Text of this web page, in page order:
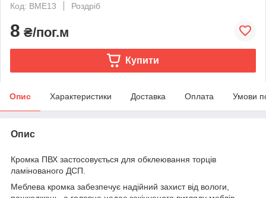
Код: BME13
Роздріб
8 ₴/пог.м
Купити
Опис Характеристики Доставка Оплата Умови
Опис
Кромка ПВХ застосовується для обклеювання торців
ламінованого ДСП.
Меблева кромка забезпечує надійний захист від вологи,